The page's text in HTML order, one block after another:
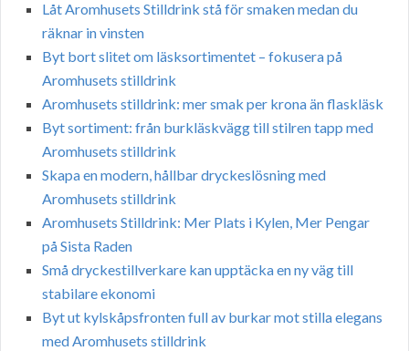
Låt Aromhusets Stilldrink stå för smaken medan du
räknar in vinsten
Byt bort slitet om läsksortimentet – fokusera på
Aromhusets stilldrink
Aromhusets stilldrink: mer smak per krona än flaskläsk
Byt sortiment: från burkläskvägg till stilren tapp med
Aromhusets stilldrink
Skapa en modern, hållbar dryckeslösning med
Aromhusets stilldrink
Aromhusets Stilldrink: Mer Plats i Kylen, Mer Pengar
på Sista Raden
Små dryckestillverkare kan upptäcka en ny väg till
stabilare ekonomi
Byt ut kylskåpsfronten full av burkar mot stilla elegans
med Aromhusets stilldrink